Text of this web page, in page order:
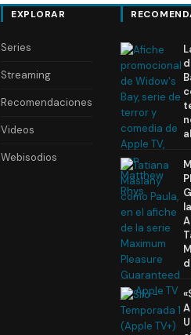
EXPLORAR
Series
Streaming
Recomendaciones
Videos
Webisodios